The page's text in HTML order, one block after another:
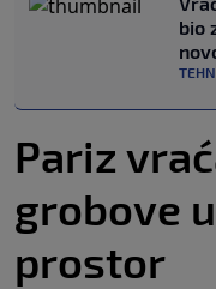
bio
Pariz
grobove
prostor